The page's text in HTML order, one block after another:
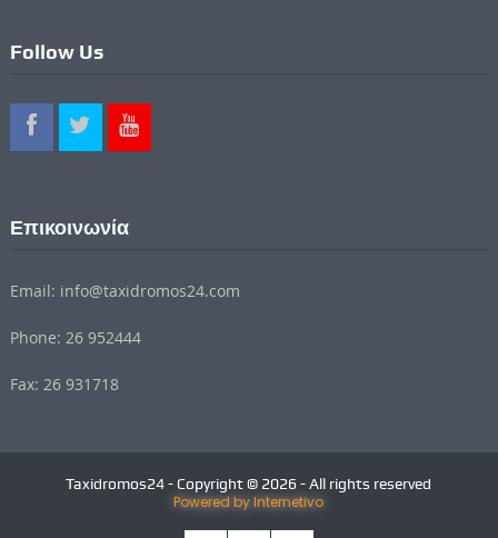
Follow Us
Επικοινωνία
Email: info@taxidromos24.com
Phone: 26 952444
Fax: 26 931718
Taxidromos24 - Copyright © 2026 - All rights reserved
Powered by Internetivo